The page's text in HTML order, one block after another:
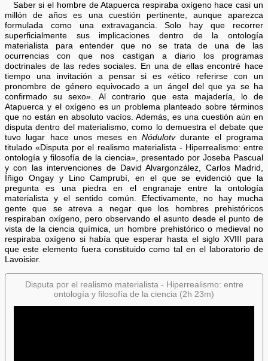
Saber si el hombre de Atapuerca respiraba oxígeno hace casi un
millón de años es una cuestión pertinente, aunque aparezca
formulada como una extravagancia. Solo hay que recorrer
superficialmente sus implicaciones dentro de la ontología
materialista para entender que no se trata de una de las
ocurrencias con que nos castigan a diario los programas
doctrinales de las redes sociales. En una de ellas encontré hace
tiempo una invitación a pensar si es «ético referirse con un
pronombre de género equivocado a un ángel del que ya se ha
confirmado su sexo». Al contrario que esta majadería, lo de
Atapuerca y el oxígeno es un problema planteado sobre términos
que no están en absoluto vacíos. Además, es una cuestión aún en
disputa dentro del materialismo, como lo demuestra el debate que
tuvo lugar hace unos meses en Nódulotvdurante el programa
titulado «Disputa por el realismo materialista - Hiperrealismo: entre
ontología y filosofía de la ciencia», presentado por Joseba Pascual
y con las intervenciones de David Alvargonzález, Carlos Madrid,
Íñigo Ongay y Lino Camprubí, en el que se evidenció que la
pregunta es una piedra en el engranaje entre la ontología
materialista y el sentido común. Efectivamente, no hay mucha
gente que se atreva a negar que los hombres prehistóricos
respiraban oxígeno, pero observando el asunto desde el punto de
vista de la ciencia química, un hombre prehistórico o medieval no
respiraba oxígeno si había que esperar hasta el siglo XVIII para
que este elemento fuera constituido como tal en el laboratorio de
Lavoisier.
Disputa por el realismo materialista - Hiperrealismo: entre
ontología y filosofía de la ciencia (2h 23m)